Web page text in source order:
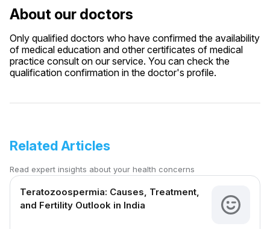
About our doctors
Only qualified doctors who have confirmed the availability
of medical education and other certificates of medical
practice consult on our service. You can check the
qualification confirmation in the doctor's profile.
Related Articles
Read expert insights about your health concerns
Teratozoospermia: Causes, Treatment,
and Fertility Outlook in India